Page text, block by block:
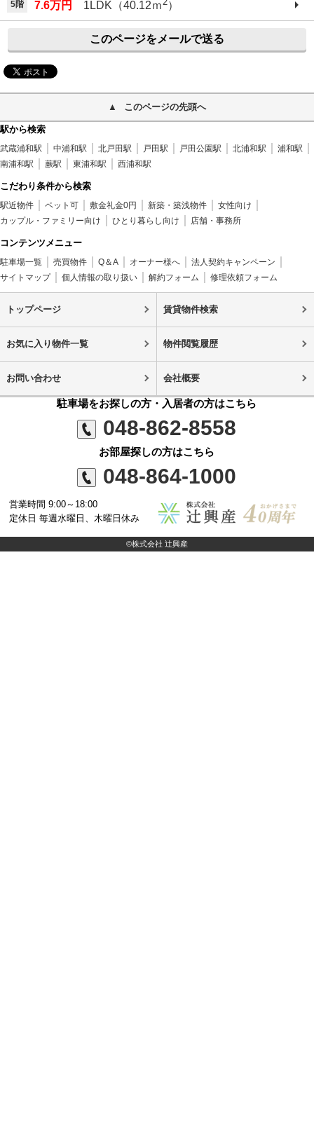
5階 7.6万円 1LDK（40.12ｍ ）
このページをメールで送る
このページの先頭へ
駅から検索
武蔵浦和駅 中浦和駅 北戸田駅 戸田駅 戸田公園駅 北浦和駅
浦和駅
南浦和駅
蕨駅 東浦和駅 西浦和駅
こだわり条件から検索
駅近物件 ペット可 敷金礼金0円 新築・築浅物件
女性向け
カップル・ファミリー向け
ひとり暮らし向け 店舗・事務所
コンテンツメニュー
駐車場一覧 売買物件 Q＆A オーナー様へ
法人契約キャンペーン
サイトマップ
個人情報の取り扱い 解約フォーム 修理依頼フォーム
トップページ 賃貸物件検索
お気に入り物件一覧 物件閲覧履歴
お問い合わせ 会社概要
駐車場をお探しの方・入居者の方はこちら
048-862-8558
お部屋探しの方はこちら
048-864-1000
営業時間 9:00～18:00
定休日 毎週水曜日、木曜日休み
©株式会社 辻興産